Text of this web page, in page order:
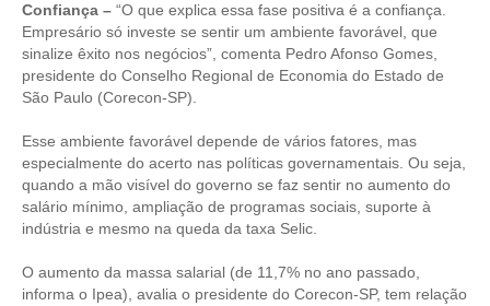
CONTRIBUIÇÃO ASSOCIATIVA OU ANUIDADE DE SÓCIO
CONTRIBUIÇÃO SINDICAL URBANA
REVISÃO DE APOSENTADORIA
FGTS EXPURGOS
FGTS CORREÇÃO
LEI 4.950-A/1966 – PISO SALARIAL
Confiança – “O que explica essa fase positiva é a confiança.
Empresário só investe se sentir um ambiente favorável, que
sinalize êxito nos negócios”, comenta Pedro Afonso Gomes,
presidente do Conselho Regional de Economia do Estado de
São Paulo (Corecon-SP).
Esse ambiente favorável depende de vários fatores, mas
especialmente do acerto nas políticas governamentais. Ou seja,
quando a mão visível do governo se faz sentir no aumento do
salário mínimo, ampliação de programas sociais, suporte à
indústria e mesmo na queda da taxa Selic.
O aumento da massa salarial (de 11,7% no ano passado,
informa o Ipea), avalia o presidente do Corecon-SP, tem relação